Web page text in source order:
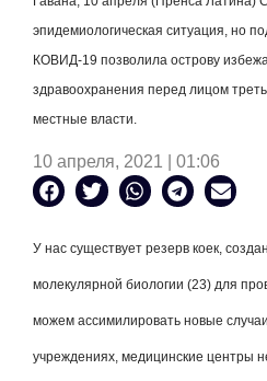
эпидемиологическая ситуация, но
КОВИД-19 позволила острову
здравоохранения перед лицом
местные власти.
10 апреля, 2021 | 01:06
У нас существует резерв коек,
молекулярной биологии (23) для
можем ассимилировать новые
учреждениях, медицинские центры